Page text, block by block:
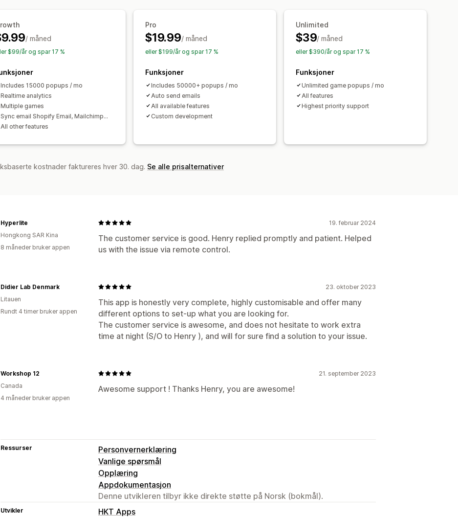
/ måned
$99/år og spar 17 %
Includes 15000 popups / mo
Realtime analytics
Multiple games
Sync email Shopify Email, Mailchimp...
All other features
Pro
$19.99/ måned
eller $199/år og spar 17 %
Funksjoner
Includes 50000+ popups / mo
Auto send emails
All available features
Custom development
Unlimited
$39/ måned
eller $390/år og spar 17 %
Funksjoner
Unlimited game popups / mo
All features
Highest priority support
kostnader faktureres hver 30. dag. Se alle prisalternativer
19. februar 2024
The customer service is good. Henry replied promptly and patient. Helped
us with the issue via remote control.
Hyperlite
Hongkong SAR Kina
8 måneder bruker appen
23. oktober 2023
This app is honestly very complete, highly customisable and offer many
different options to set-up what you are looking for.
The customer service is awesome, and does not hesitate to work extra
time at night (S/O to Henry ), and will for sure find a solution to your issue.
Didier Lab Denmark
Litauen
Rundt 4 timer bruker appen
21. september 2023
Awesome support ! Thanks Henry, you are awesome!
Workshop 12
Canada
4 måneder bruker appen
Ressurser
Personvernerklæring
Vanlige spørsmål
Opplæring
Appdokumentasjon
Denne utvikleren tilbyr ikke direkte støtte på Norsk (bokmål).
Utvikler
HKT Apps